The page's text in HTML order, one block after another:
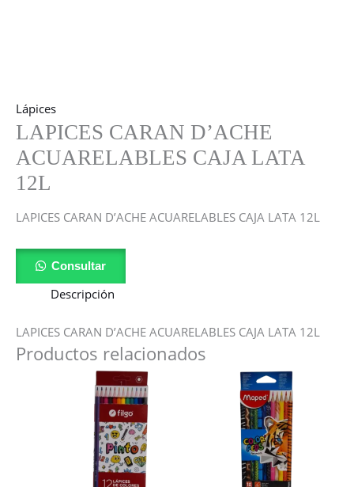
Lápices
LAPICES CARAN D’ACHE
ACUARELABLES CAJA LATA
12L
LAPICES CARAN D’ACHE ACUARELABLES CAJA LATA 12L
Consultar
Descripción
LAPICES CARAN D’ACHE ACUARELABLES CAJA LATA 12L
Productos relacionados